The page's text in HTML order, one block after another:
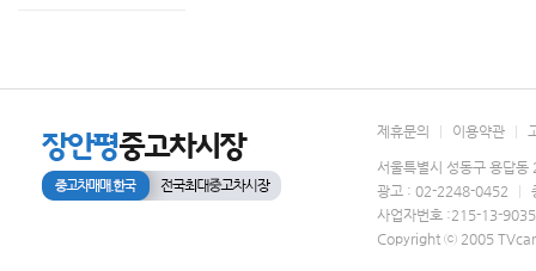
제휴문의 이용약관
서울특별시 성동구 용답
광고 : 02-2248-0452
사업자번호 :215-13-
Copyright ⓒ 2005